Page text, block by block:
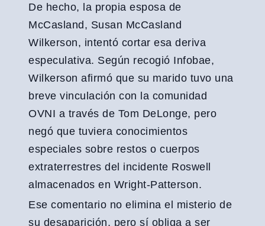
De hecho, la propia esposa de
McCasland, Susan McCasland
Wilkerson, intentó cortar esa deriva
especulativa. Según recogió Infobae,
Wilkerson afirmó que su marido tuvo una
breve vinculación con la comunidad
OVNI a través de Tom DeLonge, pero
negó que tuviera conocimientos
especiales sobre restos o cuerpos
extraterrestres del incidente Roswell
almacenados en Wright-Patterson.
Ese comentario no elimina el misterio de
su desaparición, pero sí obliga a ser